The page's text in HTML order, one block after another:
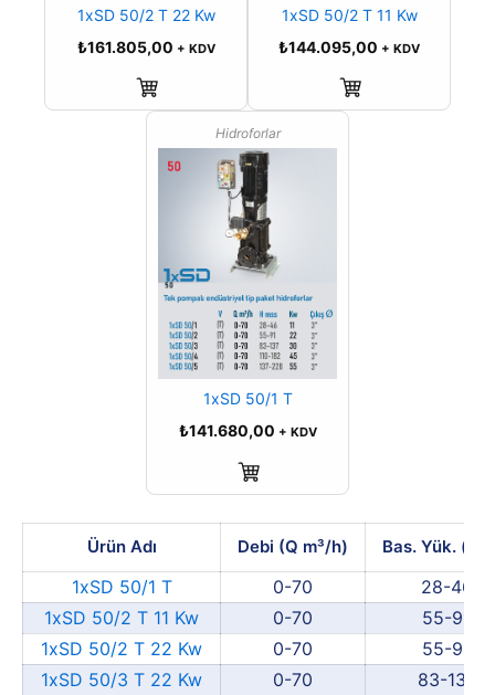
1xSD 50/2 T 22 Kw
₺161.805,00 + KDV
Sepete Ekle
1xSD 50/2 T 11 Kw
₺144.095,00 + KDV
Sepete Ekle
Hidroforlar
1xSD 50/1 T
₺141.680,00 + KDV
Sepete Ekle
Ürün Adı Debi (Q m³/h) Bas. Yük.
1xSD 50/1 T 0-70
28-46
1xSD 50/2 T 11 Kw
0-70
55-91
1xSD 50/2 T 22 Kw
0-70
55-91
1xSD 50/3 T 22 Kw
0-70
83-137